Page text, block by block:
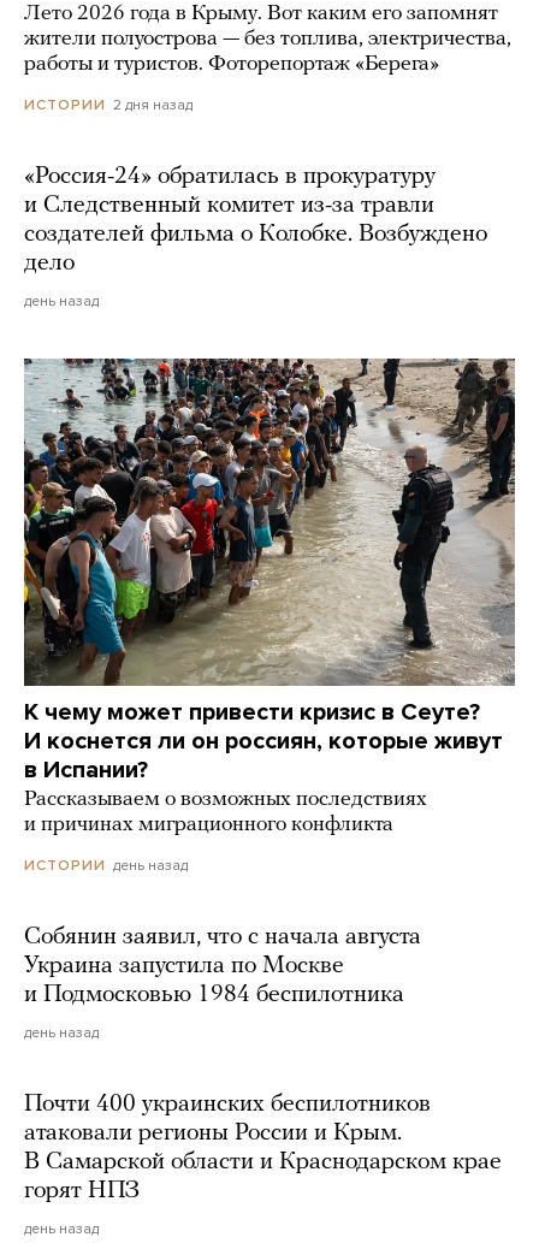
Лето 2026 года в Крыму. Вот каким его запомнят
жители полуострова — без топлива, электричества,
работы и туристов. Фоторепортаж «Берега»
ИСТОРИИ 2 дня назад
«Россия-24» обратилась в прокуратуру
и Следственный комитет из-за травли
создателей фильма о Колобке. Возбуждено
дело
день назад
К чему может привести кризис в Сеуте?
И коснется ли он россиян, которые живут
в Испании?
Рассказываем о возможных последствиях
и причинах миграционного конфликта
ИСТОРИИ день назад
Собянин заявил, что с начала августа
Украина запустила по Москве
и Подмосковью 1984 беспилотника
день назад
Почти 400 украинских беспилотников
атаковали регионы России и Крым.
В Самарской области и Краснодарском крае
горят НПЗ
день назад